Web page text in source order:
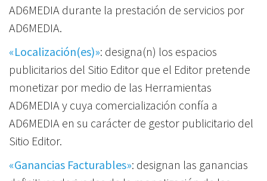
AD6MEDIA durante la prestación de servicios por
AD6MEDIA.
«Localización(es)»: designa(n) los espacios
publicitarios del Sitio Editor que el Editor pretende
monetizar por medio de las Herramientas
AD6MEDIA y cuya comercialización confía a
AD6MEDIA en su carácter de gestor publicitario del
Sitio Editor.
«Ganancias Facturables»: designan las ganancias